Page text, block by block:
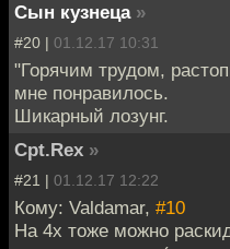
Сын кузнеца »
#20 | 01.12.17 10:31
"Горячим трудом,
мне понравилось.
Шикарный лозунг.
Cpt.Rex »
#21 | 01.12.17 12:22
Кому: Valdamar, #10
На 4х тоже можно